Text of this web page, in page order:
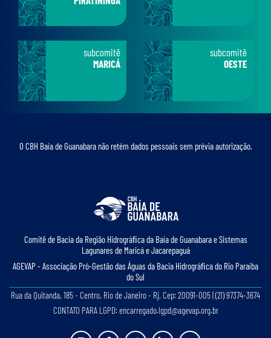
subcomitê
MARICÁ
subcomitê
OESTE
O CBH Baía de Guanabara não retém dados pessoais sem prévia autorização.
Comitê de Bacia da Região Hidrográﬁca da Baía de Guanabara e Sistemas
Lagunares de Maricá e Jacarepaguá
AGEVAP - Associação Pró-Gestão das Águas da Bacia Hidrográﬁca do Rio Paraíba
do Sul
Rua da Quitanda, 185 - Centro, Rio de Janeiro - Rj, Cep: 20091-005 | (21) 97374-3674
CONTATO PARA LGPD: encarregado.lgpd@agevap.org.br